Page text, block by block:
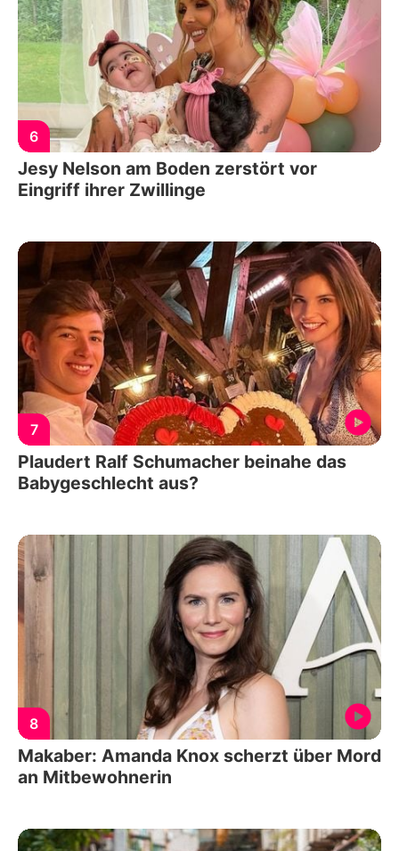
6
Jesy Nelson am Boden zerstört vor
Eingriff ihrer Zwillinge
7
Plaudert Ralf Schumacher beinahe das
Babygeschlecht aus?
8
Makaber: Amanda Knox scherzt über Mord
an Mitbewohnerin